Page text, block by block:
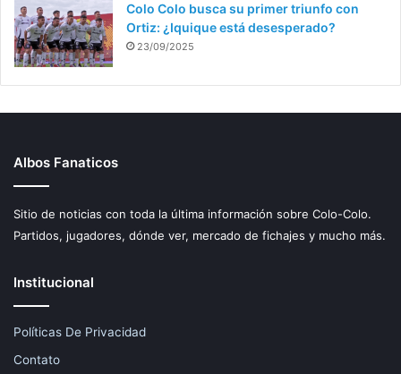
Colo Colo busca su primer triunfo con
Ortiz: ¿Iquique está desesperado?
23/09/2025
Albos Fanaticos
Sitio de noticias con toda la última información sobre Colo-Colo.
Partidos, jugadores, dónde ver, mercado de fichajes y mucho más.
Institucional
Políticas De Privacidad
Contato